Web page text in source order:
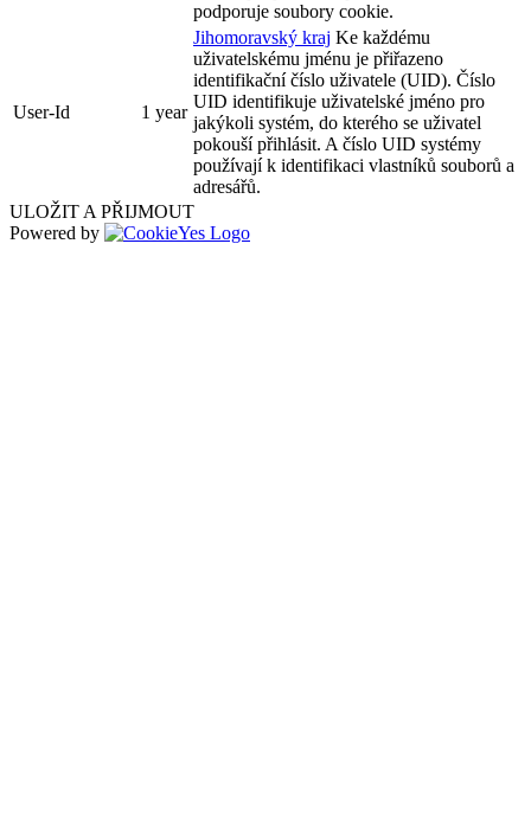
podporuje soubory cookie.
User-Id 1 year
Jihomoravský kraj Ke každému
uživatelskému jménu je přiřazeno
identifikační číslo uživatele (UID). Číslo
UID identifikuje uživatelské jméno pro
jakýkoli systém, do kterého se uživatel
pokouší přihlásit. A číslo UID systémy
používají k identifikaci vlastníků souborů a
adresářů.
ULOŽIT A PŘIJMOUT
Powered by